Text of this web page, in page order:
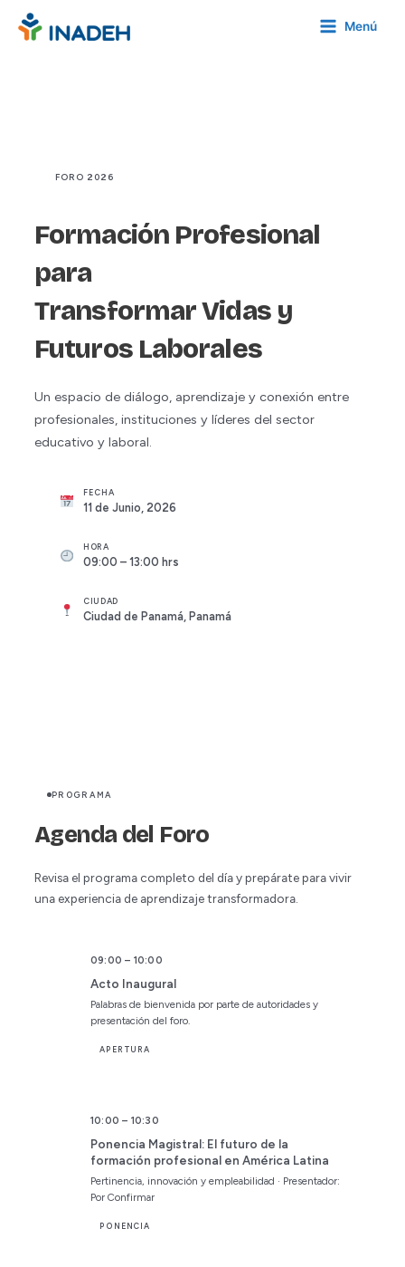
Menú
FORO 2026
Formación Profesional
para
Transformar Vidasy
Futuros Laborales
Un espacio de diálogo, aprendizaje y conexión entre
profesionales, instituciones y líderes del sector
educativo y laboral.
FECHA
11 de Junio, 2026
HORA
09:00 – 13:00 hrs
CIUDAD
Ciudad de Panamá, Panamá
PROGRAMA
Agenda del Foro
Revisa el programa completo del día y prepárate para vivir
una experiencia de aprendizaje transformadora.
09:00 – 10:00
Acto Inaugural
Palabras de bienvenida por parte de autoridades y
presentación del foro.
APERTURA
10:00 – 10:30
Ponencia Magistral: El futuro de la
formación profesional en América Latina
Pertinencia, innovación y empleabilidad · Presentador:
Por Confirmar
PONENCIA